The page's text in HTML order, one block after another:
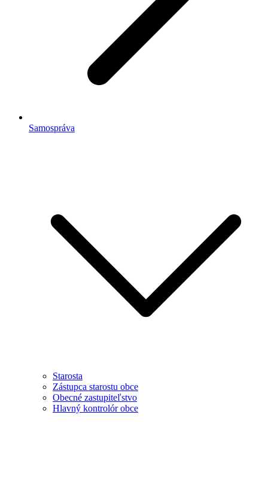
Samospráva
Starosta
Zástupca starostu obce
Obecné zastupiteľstvo
Hlavný kontrolór obce